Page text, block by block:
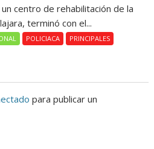
centro de rehabilitación de la
terminó con el...
POLICIACA PRINCIPALES
para publicar un